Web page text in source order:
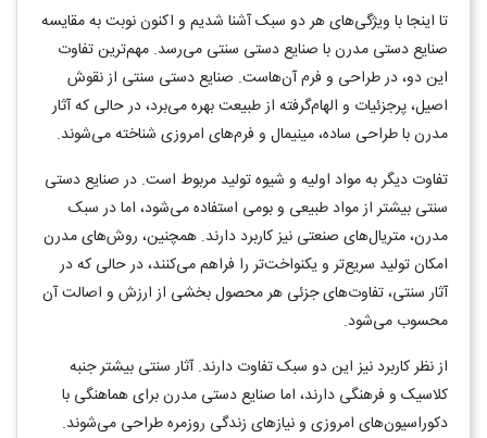
تا اینجا با ویژگی‌های هر دو سبک آشنا شدیم و اکنون نوبت به مقایسه
صنایع دستی مدرن با صنایع دستی سنتی می‌رسد. مهم‌ترین تفاوت
این دو، در طراحی و فرم آن‌هاست. صنایع دستی سنتی از نقوش
اصیل، پرجزئیات و الهام‌گرفته از طبیعت بهره می‌برد، در حالی که آثار
مدرن با طراحی ساده، مینیمال و فرم‌های امروزی شناخته می‌شوند.
تفاوت دیگر به مواد اولیه و شیوه تولید مربوط است. در صنایع دستی
سنتی بیشتر از مواد طبیعی و بومی استفاده می‌شود، اما در سبک
مدرن، متریال‌های صنعتی نیز کاربرد دارند. همچنین، روش‌های مدرن
امکان تولید سریع‌تر و یکنواخت‌تر را فراهم می‌کنند، در حالی که در
آثار سنتی، تفاوت‌های جزئی هر محصول بخشی از ارزش و اصالت آن
محسوب می‌شود.
از نظر کاربرد نیز این دو سبک تفاوت دارند. آثار سنتی بیشتر جنبه
کلاسیک و فرهنگی دارند، اما صنایع دستی مدرن برای هماهنگی با
دکوراسیون‌های امروزی و نیازهای زندگی روزمره طراحی می‌شوند.